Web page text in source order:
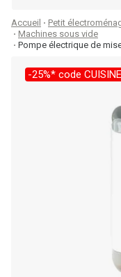
Accueil Petit
Machines sous vide
Pompe électrique de
-25%* code